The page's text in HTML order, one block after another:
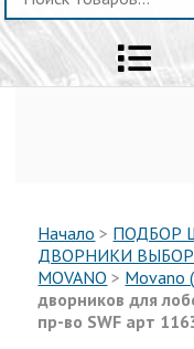
Начало > ПОДБОР
ДВОРНИКИ
MOVANO > Movano
дворников для
пр-во SWF арт